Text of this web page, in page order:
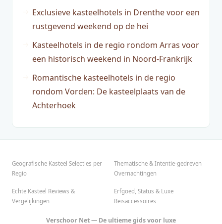
Exclusieve kasteelhotels in Drenthe voor een
rustgevend weekend op de hei
Kasteelhotels in de regio rondom Arras voor
een historisch weekend in Noord-Frankrijk
Romantische kasteelhotels in de regio
rondom Vorden: De kasteelplaats van de
Achterhoek
Geografische Kasteel Selecties per
Regio
Thematische & Intentie-gedreven
Overnachtingen
Echte Kasteel Reviews &
Vergelijkingen
Erfgoed, Status & Luxe
Reisaccessoires
Verschoor Net — De ultieme gids voor luxe